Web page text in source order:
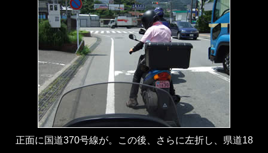
正面に国道370号線が。この後、さらに左折し、県道18